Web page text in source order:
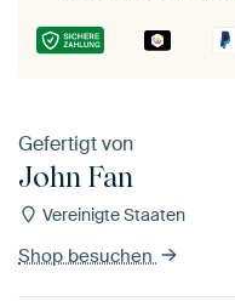
Gefertigt von
John Fan
Vereinigte Staaten
Shop besuchen